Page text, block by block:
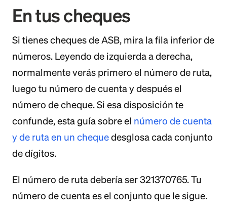
En tus cheques
Si tienes cheques de ASB, mira la fila inferior de
números. Leyendo de izquierda a derecha,
normalmente verás primero el número de ruta,
luego tu número de cuenta y después el
número de cheque. Si esa disposición te
confunde, esta guía sobre el número de cuenta
y de ruta en un chequedesglosa cada conjunto
de dígitos.
El número de ruta debería ser 321370765. Tu
número de cuenta es el conjunto que le sigue.